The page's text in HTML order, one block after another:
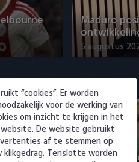
Maduro
5 augustus
PSV
“cookies”. Er worden
voor de werking van
om inzicht te krijgen in het
De website gebruikt
af te stemmen op
klikgedrag. Tenslotte worden